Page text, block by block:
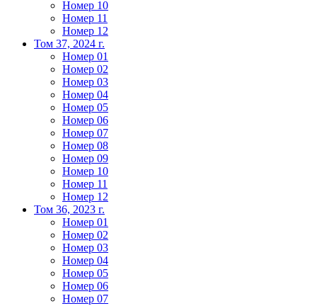
Номер 10
Номер 11
Номер 12
Том 37, 2024 г.
Номер 01
Номер 02
Номер 03
Номер 04
Номер 05
Номер 06
Номер 07
Номер 08
Номер 09
Номер 10
Номер 11
Номер 12
Том 36, 2023 г.
Номер 01
Номер 02
Номер 03
Номер 04
Номер 05
Номер 06
Номер 07